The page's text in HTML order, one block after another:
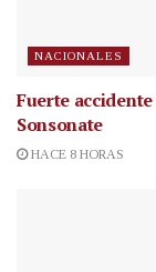
NACIONALES
Fuerte
Sonsonate
HACE 8 HORAS